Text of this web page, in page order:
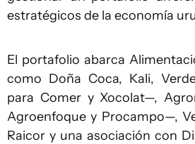
estratégicos de la economía
El portafolio abarca
como Doña Coca, Kali,
para Comer y Xocolat—,
Agroenfoque y Procampo—,
Raicor y una asociación con